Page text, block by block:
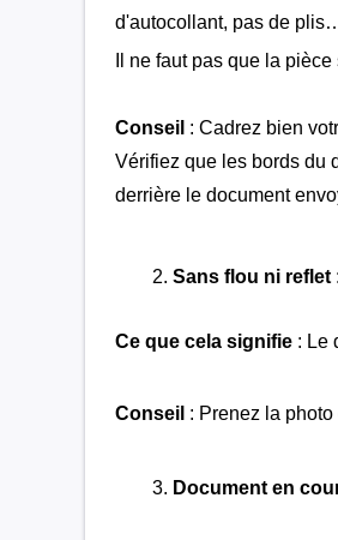
d'autocollant, pas de
Il ne faut pas que la
Conseil : Cadrez bien
Vérifiez que les bords du
derrière le document
Sans flou ni reflet :
Ce que cela signifie : Le
Conseil : Prenez la
Document en